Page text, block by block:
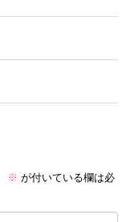
※ が付いている欄は必